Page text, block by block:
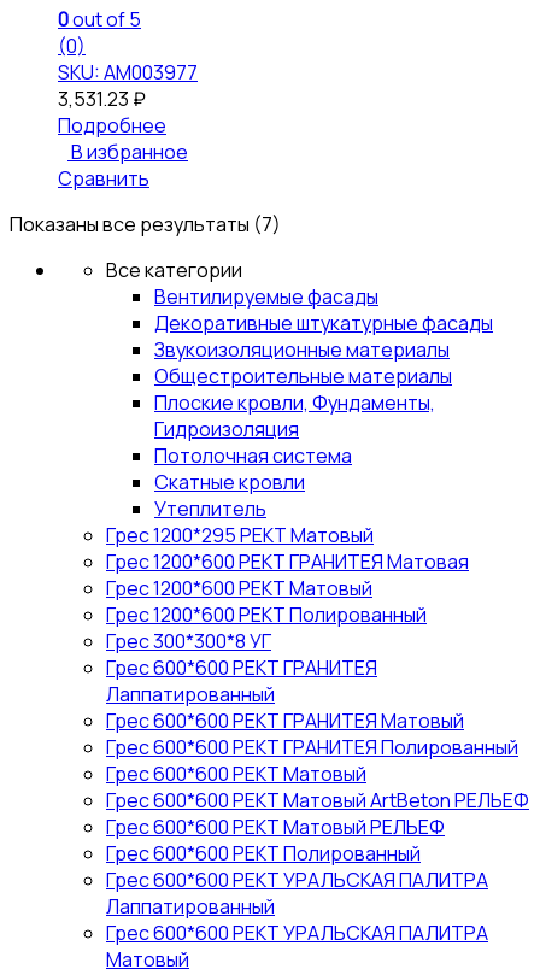
0out of 5
(0)
SKU: АМ003977
3,531.23 ₽
Подробнее
В избранное
Сравнить
Показаны все результаты (7)
Все категории
Вентилируемые фасады
Декоративные штукатурные фасады
Звукоизоляционные материалы
Общестроительные материалы
Плоские кровли, Фундаменты,
Гидроизоляция
Потолочная система
Скатные кровли
Утеплитель
Грес 1200*295 РЕКТ Матовый
Грес 1200*600 РЕКТ ГРАНИТЕЯ Матовая
Грес 1200*600 РЕКТ Матовый
Грес 1200*600 РЕКТ Полированный
Грес 300*300*8 УГ
Грес 600*600 РЕКТ ГРАНИТЕЯ
Лаппатированный
Грес 600*600 РЕКТ ГРАНИТЕЯ Матовый
Грес 600*600 РЕКТ ГРАНИТЕЯ Полированный
Грес 600*600 РЕКТ Матовый
Грес 600*600 РЕКТ Матовый ArtBeton РЕЛЬЕФ
Грес 600*600 РЕКТ Матовый РЕЛЬЕФ
Грес 600*600 РЕКТ Полированный
Грес 600*600 РЕКТ УРАЛЬСКАЯ ПАЛИТРА
Лаппатированный
Грес 600*600 РЕКТ УРАЛЬСКАЯ ПАЛИТРА
Матовый